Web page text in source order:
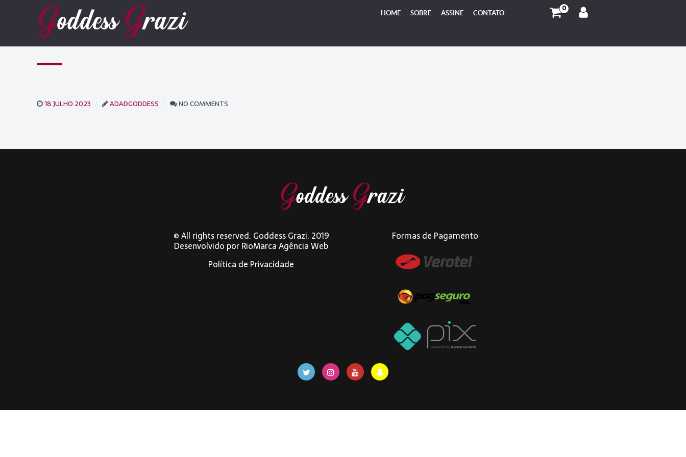
HOME SOBRE ASSINE CONTATO 0
18 JULHO 2023 ADADGODDESS NO COMMENTS
© All rights reserved. Goddess Grazi. 2019
Desenvolvido porRioMarca Agência Web
Política de Privacidade
Formas de Pagamento